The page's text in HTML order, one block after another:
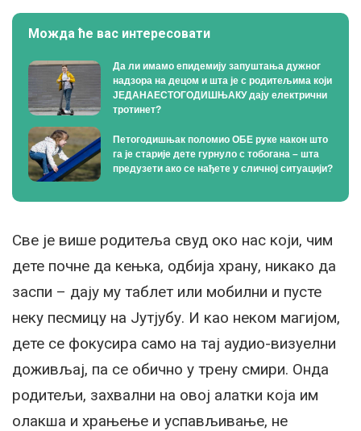
Можда ће вас интересовати
Да ли имамо епидемију запуштања дужног
надзора на децом и шта је с родитељима који
ЈЕДАНАЕСТОГОДИШЊАКУ дају електрични
тротинет?
Петогодишњак поломио ОБЕ руке након што
га је старије дете гурнуло с тобогана – шта
предузети ако се нађете у сличној ситуацији?
Све је више родитеља свуд око нас који, чим
дете почне да кењка, одбија храну, никако да
заспи – дају му таблет или мобилни и пусте
неку песмицу на Јутјубу. И као неком магијом,
дете се фокусира само на тај аудио-визуелни
доживљај, па се обично у трену смири. Онда
родитељи, захвални на овој алатки која им
олакша и храњење и успављивање, не